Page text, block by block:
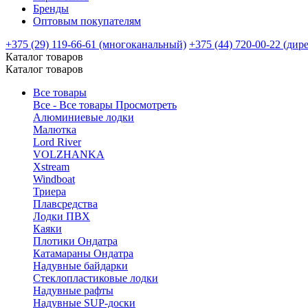
Бренды
Оптовым покупателям
+375 (29) 119-66-61 (многоканальный) +375 (44) 720-00-22
Каталог товаров
Каталог товаров
Все товары
Все - Все товары Просмотреть
Алюминиевые лодки
Малютка
Lord River
VOLZHANKA
Xstream
Windboat
Триера
Плавсредства
Лодки ПВХ
Каяки
Плотики Ондатра
Катамараны Ондатра
Надувные байдарки
Стеклопластиковые лодки
Надувные рафты
Надувные SUP-доски